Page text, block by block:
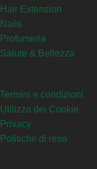
Hair Extension
Nails
Profumeria
Salute & Bellezza
Termini e condizioni
Utilizzo dei Cookie
Privacy
Politiche di reso